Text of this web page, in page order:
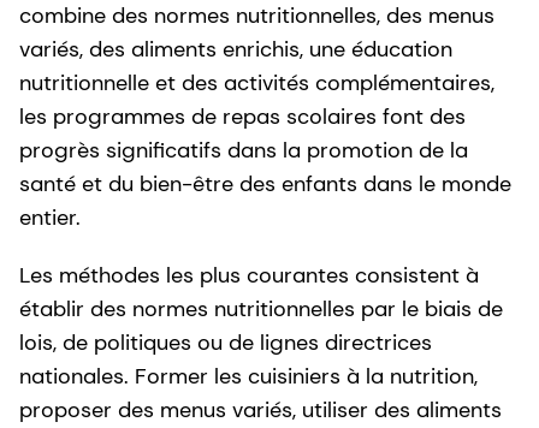
combine des normes nutritionnelles, des menus
variés, des aliments enrichis, une éducation
nutritionnelle et des activités complémentaires,
les programmes de repas scolaires font des
progrès significatifs dans la promotion de la
santé et du bien-être des enfants dans le monde
entier.
Les méthodes les plus courantes consistent à
établir des normes nutritionnelles par le biais de
lois, de politiques ou de lignes directrices
nationales. Former les cuisiniers à la nutrition,
proposer des menus variés, utiliser des aliments